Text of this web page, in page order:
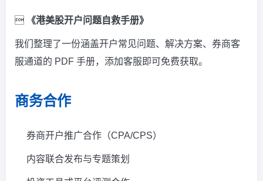
 《港美股开户问题自救手册》
我们整理了一份涵盖开户常见问题、解决方案、券商客
服通道的 PDF 手册，添加客服即可免费获取。
商务合作
券商开户推广合作（CPA/CPS）
内容联合发布与专题策划